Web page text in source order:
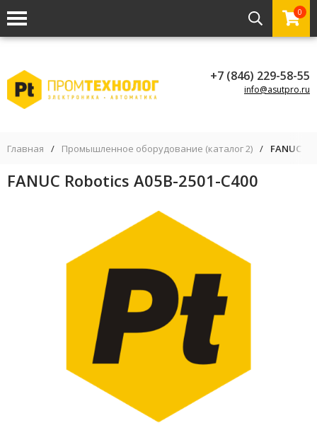
0
+7 (846) 229-58-55
info@asutpro.ru
Главная / Промышленное оборудование (каталог 2) / FANUC
FANUC Robotics A05B-2501-C400